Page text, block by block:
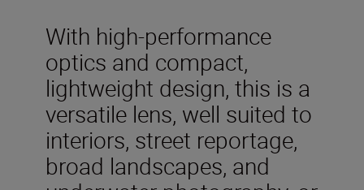
With high-performance
optics and compact,
lightweight design, this is a
versatile lens, well suited to
interiors, street reportage,
broad landscapes, and